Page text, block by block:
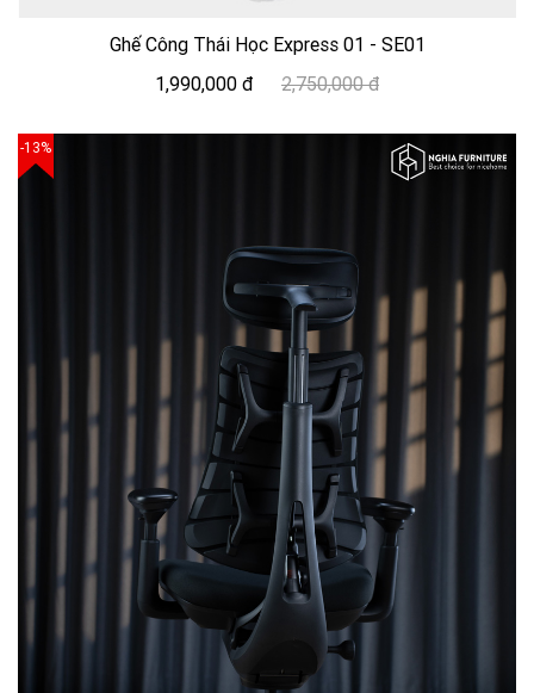
Ghế Công Thái Học Express 01 - SE01
1,990,000 đ
2,750,000 đ
-13%